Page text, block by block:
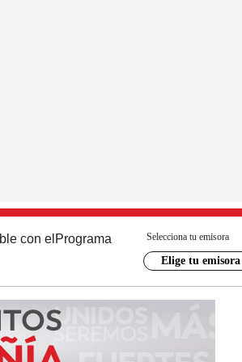
con el Programa Selecciona tu emisora
Elige tu emisora